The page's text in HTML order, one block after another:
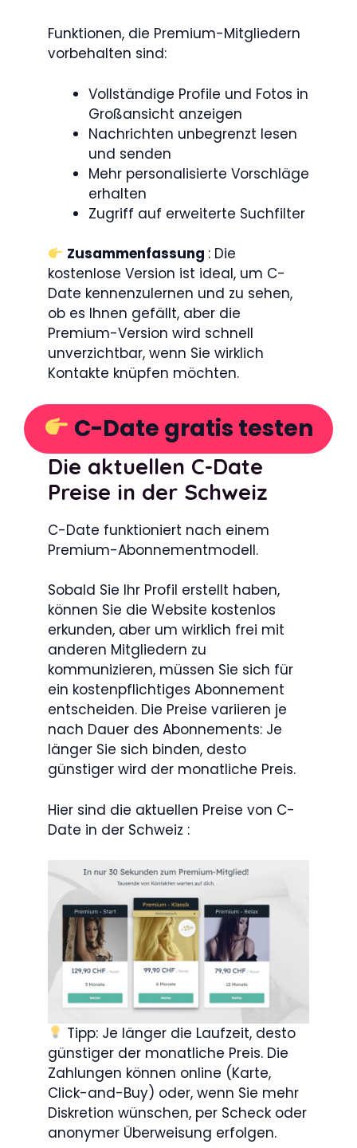
Funktionen, die Premium-Mitgliedern
vorbehalten sind:
Vollständige Profile und Fotos in
Großansicht anzeigen
Nachrichten unbegrenzt lesen
und senden
Mehr personalisierte Vorschläge
erhalten
Zugriff auf erweiterte Suchfilter
Zusammenfassung : Die
kostenlose Version ist ideal, um C-
Date kennenzulernen und zu sehen,
ob es Ihnen gefällt, aber die
Premium-Version wird schnell
unverzichtbar, wenn Sie wirklich
Kontakte knüpfen möchten.
C-Date gratis testen
Die aktuellen C-Date
Preise in der Schweiz
C-Date funktioniert nach einem
Premium-Abonnementmodell.
Sobald Sie Ihr Profil erstellt haben,
können Sie die Website kostenlos
erkunden, aber um wirklich frei mit
anderen Mitgliedern zu
kommunizieren, müssen Sie sich für
ein kostenpflichtiges Abonnement
entscheiden. Die Preise variieren je
nach Dauer des Abonnements: Je
länger Sie sich binden, desto
günstiger wird der monatliche Preis.
Hier sind die aktuellen Preise von C-
Date in der Schweiz :
Tipp: Je länger die Laufzeit, desto
günstiger der monatliche Preis. Die
Zahlungen können online (Karte,
Click-and-Buy) oder, wenn Sie mehr
Diskretion wünschen, per Scheck oder
anonymer Überweisung erfolgen.